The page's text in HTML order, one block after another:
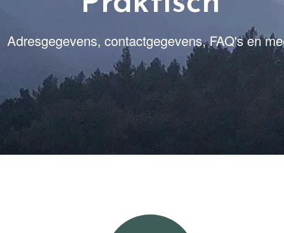
Adresgegevens, contactgegevens, FAQ's en